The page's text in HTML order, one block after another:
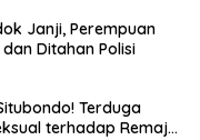
Janji, Perempuan
Ditahan Polisi
Terduga
terhadap Remaja